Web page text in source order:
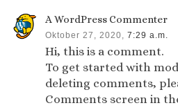
A WordPress Commenter
Oktober 27, 2020, 7:29 a.m.
Hi, this is a comment.
To get started with
deleting comments,
Comments screen in